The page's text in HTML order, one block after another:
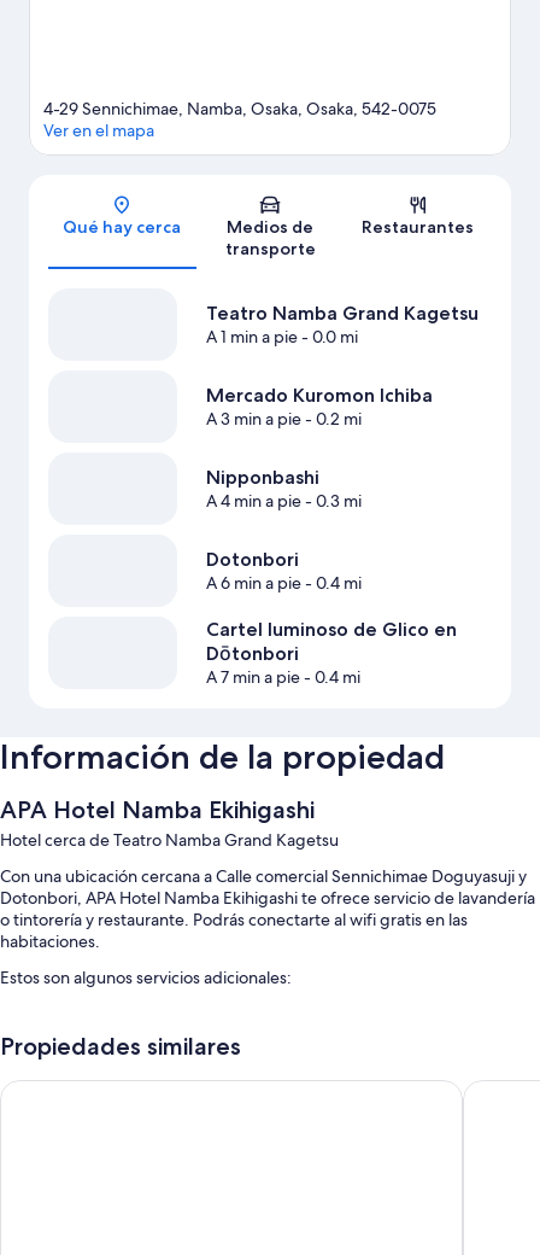
Sección del mapa
4-29 Sennichimae, Namba, Osaka, Osaka, 542-0075
Ver en el mapa
Qué hay cerca
Medios de
transporte
Restaurantes
Teatro Namba Grand Kagetsu
A 1 min a pie- 0.0 mi
Mercado Kuromon Ichiba
A 3 min a pie- 0.2 mi
Nipponbashi
A 4 min a pie- 0.3 mi
Dotonbori
A 6 min a pie- 0.4 mi
Cartel luminoso de Glico en
Dōtonbori
A 7 min a pie- 0.4 mi
Información de la propiedad
APA Hotel Namba Ekihigashi
Hotel cerca de Teatro Namba Grand Kagetsu
Con una ubicación cercana a Calle comercial Sennichimae Doguyasuji y
Dotonbori, APA Hotel Namba Ekihigashi te ofrece servicio de lavandería
o tintorería y restaurante. Podrás conectarte al wifi gratis en las
habitaciones.
Estos son algunos servicios adicionales:
out exprés
Propiedades similares
APA Hotel & Resort Osaka Namba Ekimae Tower Toyoko